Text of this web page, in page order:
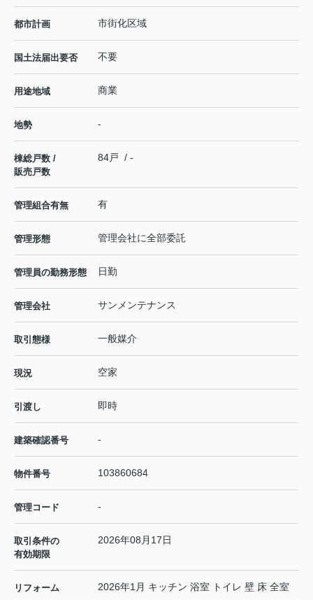
都市計画 市街化区域
国土法届出要否 不要
用途地域 商業
地勢 -
棟総戸数 /
販売戸数
84戸 / -
管理組合有無 有
管理形態 管理会社に全部委託
管理員の勤務形態 日勤
管理会社 サンメンテナンス
取引態様 一般媒介
現況 空家
引渡し 即時
建築確認番号 -
物件番号 103860684
管理コード -
取引条件の
有効期限
2026年08月17日
リフォーム 2026年1月 キッチン 浴室 トイレ 壁 床 全室